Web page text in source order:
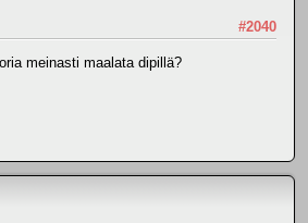
#2040
meinasti maalata dipillä?